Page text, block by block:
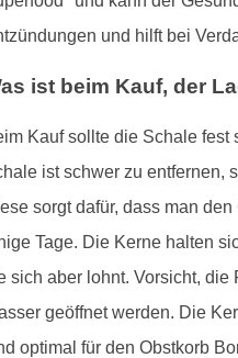
und hilft bei
ist beim Kauf, der
Kauf sollte die Schale
ist schwer zu entfernen,
sorgt dafür, dass man
Tage. Die Kerne halten
sich aber lohnt. Vorsicht,
geöffnet werden. Die
optimal für den Obstkorb